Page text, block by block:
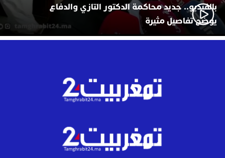
بالفيديو.. جديد محاكمة الدكتور التازي والدفاع
يوضح تفاصيل مثيرة